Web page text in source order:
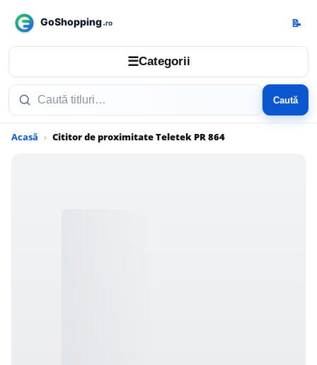
☰Categorii
Caută
📝
Acasă Cititor de proximitate Teletek PR 864